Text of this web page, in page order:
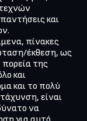
και
πίνακες
έκθεση, ως
της
και
και το πολύ
είναι
να